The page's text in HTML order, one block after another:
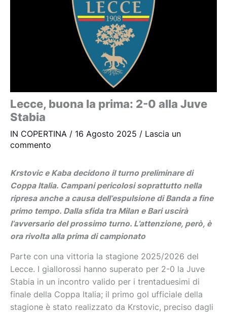
Lecce, buona la prima: 2-0 alla Juve
Stabia
IN COPERTINA / 16 Agosto 2025 / Lascia un
commento
Krstovic e Kaba decidono il turno preliminare di
Coppa Italia. Campani pericolosi soprattutto nella
ripresa anche a causa dell’espulsione di Banda a fine
primo tempo. Dalla sfida tra Milan e Bari uscirà
l’avversario del prossimo turno. L’attenzione, però, è
ora rivolta alla prima di campionato
Parte con una vittoria la stagione 2025/2026 del
Lecce. I giallorossi hanno superato per 2-0 la Juve
Stabia in un incontro valido per i trentaduesimi di
finale della Coppa Italia; il primo gol ufficiale della
stagione è stato realizzato da Krstovic, preciso dagli